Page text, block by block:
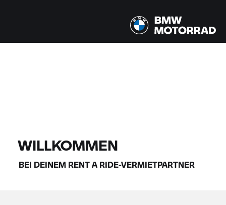
WILLKOMMEN
BEI DEINEM RENT A RIDE-VERMIETPARTNER